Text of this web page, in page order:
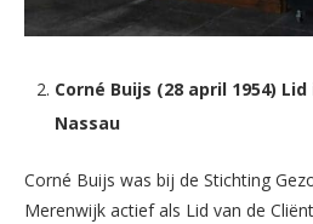
Corné Buijs (28 april 1954)
Nassau
Corné Buijs was bij de Stichting
Merenwijk actief als Lid van de